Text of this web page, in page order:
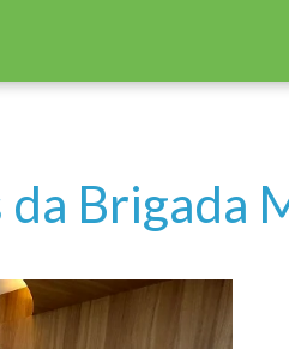
da Brigada